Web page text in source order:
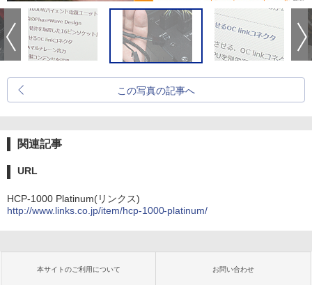
この写真の記事へ
関連記事
URL
HCP-1000 Platinum(リンクス)
http://www.links.co.jp/item/hcp-1000-platinum/
本サイトのご利用について お問い合わせ